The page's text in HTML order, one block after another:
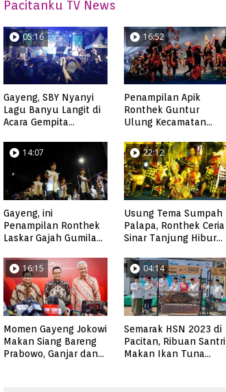
Pacitanku TV News
05:16
Gayeng, SBY Nyanyi
Lagu Banyu Langit di
Acara Gempita
16:52
Penampilan Apik
Ronthek Guntur
Ulung Kecamatan
14:07
Gayeng, ini
Penampilan Ronthek
Laskar Gajah Gumilap
22:12
Usung Tema Sumpah
Palapa, Ronthek Ceria
Sinar Tanjung Hibur
FRP 2023
16:15
Momen Gayeng Jokowi
Makan Siang Bareng
Prabowo, Ganjar dan
04:14
Semarak HSN 2023 di
Pacitan, Ribuan Santri
Makan Ikan Tuna